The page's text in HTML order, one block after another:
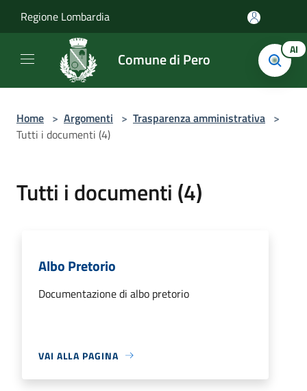
Regione Lombardia
Comune di Pero AI
Home > Argomenti > Trasparenza amministrativa >
Tutti i documenti (4)
Tutti i documenti (4)
Albo Pretorio
Documentazione di albo pretorio
VAI ALLA PAGINA